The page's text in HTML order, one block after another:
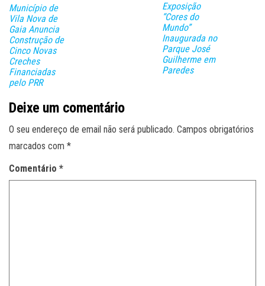
Município de
Vila Nova de
Gaia Anuncia
Construção de
Cinco Novas
Creches
Financiadas
pelo PRR
Exposição
“Cores do
Mundo”
Inaugurada no
Parque José
Guilherme em
Paredes
Deixe um comentário
O seu endereço de email não será publicado. Campos obrigatórios
marcados com *
Comentário *